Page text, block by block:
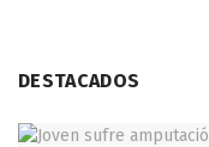
DESTACADOS